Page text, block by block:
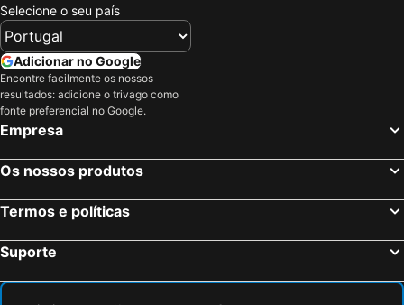
Selecione o seu país
Adicionar no Google
Encontre facilmente os nossos
resultados: adicione o trivago como
fonte preferencial no Google.
Empresa
Os nossos produtos
Termos e políticas
Suporte